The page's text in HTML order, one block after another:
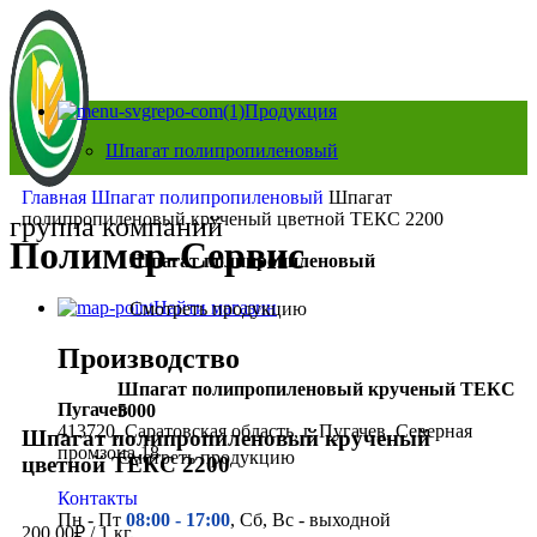
группа компаний
Полимер-Сервис
Найти магазин
Производство
Пугачев
413720, Саратовская область, г. Пугачев, Северная
промзона 18
Контакты
Пн - Пт 08:00 - 17:00, Сб, Вс - выходной
Продукция
Шпагат полипропиленовый
Шпагат полипропиленовый
Смотреть продукцию
Шпагат полипропиленовый крученый ТЕКС
5000
Смотреть продукцию
Главная Шпагат полипропиленовый Шпагат
полипропиленовый крученый цветной ТЕКС 2200
Нажмите, чтобы увеличить
Шпагат полипропиленовый крученый
цветной ТЕКС 2200